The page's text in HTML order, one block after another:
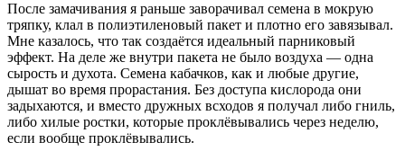
После замачивания я раньше заворачивал семена в мокрую
тряпку, клал в полиэтиленовый пакет и плотно его завязывал.
Мне казалось, что так создаётся идеальный парниковый
эффект. На деле же внутри пакета не было воздуха — одна
сырость и духота. Семена кабачков, как и любые другие,
дышат во время прорастания. Без доступа кислорода они
задыхаются, и вместо дружных всходов я получал либо гниль,
либо хилые ростки, которые проклёвывались через неделю,
если вообще проклёвывались.